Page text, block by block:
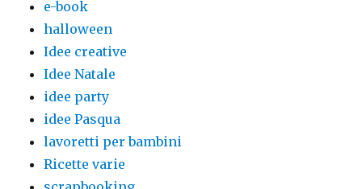
e-book
halloween
Idee creative
Idee Natale
idee party
idee Pasqua
lavoretti per bambini
Ricette varie